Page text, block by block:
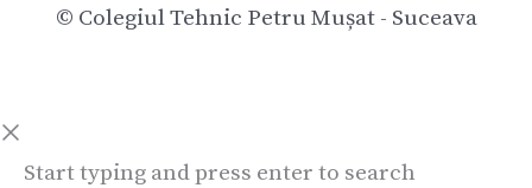
© Colegiul Tehnic Petru Mușat - Suceava
Start typing and press enter to search